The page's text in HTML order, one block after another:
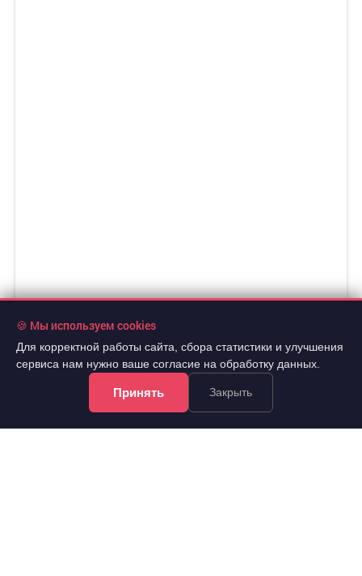
🍪 Мы используем cookies
Для корректной работы сайта, сбора статистики и улучшения
сервиса нам нужно ваше согласие на обработку данных.
Принять Закрыть